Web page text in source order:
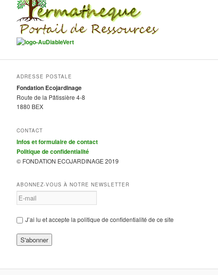
ADRESSE POSTALE
Fondation Ecojardinage
Route de la Pâtissière 4-8
1880 BEX
CONTACT
Infos et formulaire de contact
Politique de confidentialité
© FONDATION ECOJARDINAGE 2019
ABONNEZ-VOUS À NOTRE NEWSLETTER
J’ai lu et accepte la politique de confidentialité de ce site